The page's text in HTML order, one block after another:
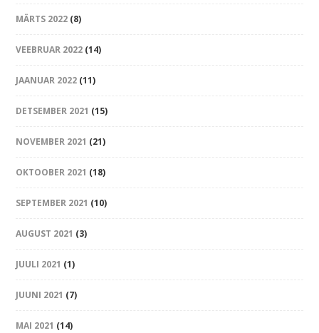
MÄRTS 2022 (8)
VEEBRUAR 2022 (14)
JAANUAR 2022 (11)
DETSEMBER 2021 (15)
NOVEMBER 2021 (21)
OKTOOBER 2021 (18)
SEPTEMBER 2021 (10)
AUGUST 2021 (3)
JUULI 2021 (1)
JUUNI 2021 (7)
MAI 2021 (14)